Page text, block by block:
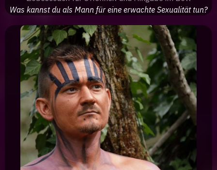
Was kannst du als Mann für eine erwachte Sexualität tun?